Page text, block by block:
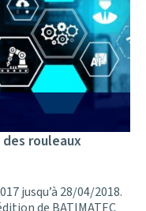
rouleaux
jusqu’à 28/04/2018.